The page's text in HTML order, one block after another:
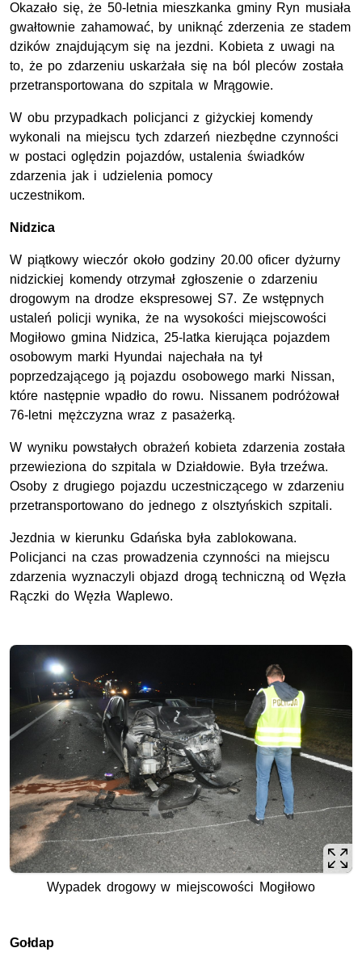
Okazało się, że 50-letnia mieszkanka gminy Ryn musiała
gwałtownie zahamować, by uniknąć zderzenia ze stadem
dzików znajdującym się na jezdni. Kobieta z uwagi na
to, że po zdarzeniu uskarżała się na ból pleców została
przetransportowana do szpitala w Mrągowie.
W obu przypadkach policjanci z giżyckiej komendy
wykonali na miejscu tych zdarzeń niezbędne czynności
w postaci oględzin pojazdów, ustalenia świadków
zdarzenia jak i udzielenia pomocy
uczestnikom.
Nidzica
W piątkowy wieczór około godziny 20.00 oficer dyżurny
nidzickiej komendy otrzymał zgłoszenie o zdarzeniu
drogowym na drodze ekspresowej S7. Ze wstępnych
ustaleń policji wynika, że na wysokości miejscowości
Mogiłowo gmina Nidzica, 25-latka kierująca pojazdem
osobowym marki Hyundai najechała na tył
poprzedzającego ją pojazdu osobowego marki Nissan,
które następnie wpadło do rowu. Nissanem podróżował
76-letni mężczyzna wraz z pasażerką.
W wyniku powstałych obrażeń kobieta zdarzenia została
przewieziona do szpitala w Działdowie. Była trzeźwa.
Osoby z drugiego pojazdu uczestniczącego w zdarzeniu
przetransportowano do jednego z olsztyńskich szpitali.
Jezdnia w kierunku Gdańska była zablokowana.
Policjanci na czas prowadzenia czynności na miejscu
zdarzenia wyznaczyli objazd drogą techniczną od Węzła
Rączki do Węzła Waplewo.
Wypadek drogowy w miejscowości Mogiłowo
Gołdap